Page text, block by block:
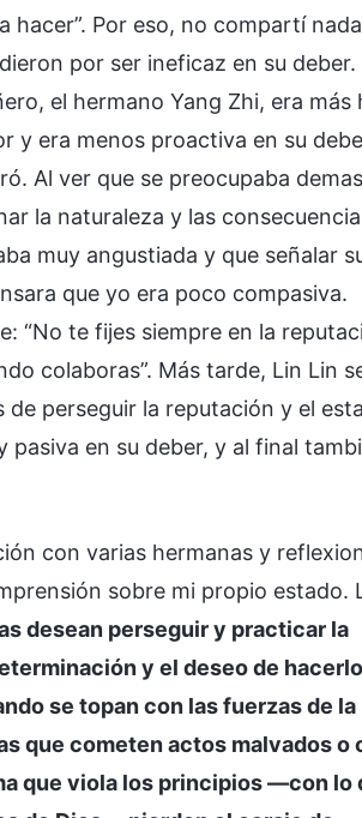
hacer”. Por eso, no compartí nada
por ser ineficaz en su deber.
el hermano Yang Zhi, era más
y era menos proactiva en su
Al ver que se preocupaba
la naturaleza y las
muy angustiada y que señalar
que yo era poco compasiva.
“No te fijes siempre en la
colaboras”. Más tarde, Lin Lin
perseguir la reputación y el
pasiva en su deber, y al final
con varias hermanas y
sobre mi propio estado.
desean perseguir y practicar la
y el deseo de
se topan con las fuerzas de la
que cometen actos malvados o
que viola los principios —con lo